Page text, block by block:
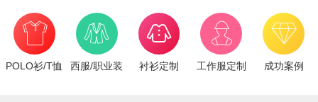
POLO衫/T恤 西服/职业装 衬衫定制 工作服定制 成功案例